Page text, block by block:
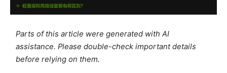
Parts of this article were generated with AI
assistance. Please double-check important details
before relying on them.